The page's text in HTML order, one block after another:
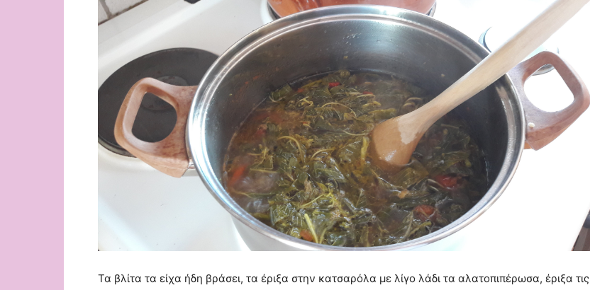
Τα βλίτα τα είχα ήδη βράσει, τα έριξα στην κατσαρόλα με λίγο λάδι τα αλατοπιπέρωσα, έριξα τις